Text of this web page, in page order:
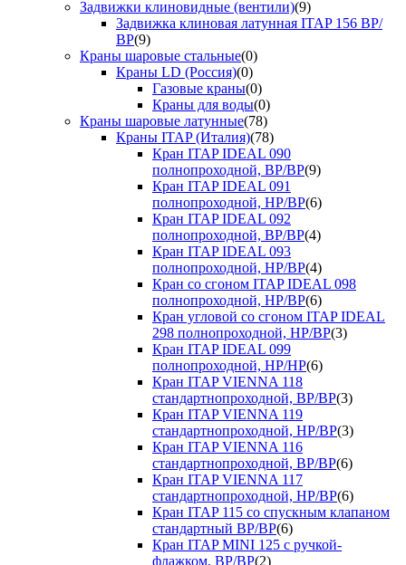
Задвижки клиновидные (вентили)(9)
Задвижка клиновая латунная ITAP 156 ВР/
ВР(9)
Краны шаровые стальные(0)
Краны LD (Россия)(0)
Газовые краны(0)
Краны для воды(0)
Краны шаровые латунные(78)
Краны ITAP (Италия)(78)
Кран ITAP IDEAL 090
полнопроходной, ВР/ВР(9)
Кран ITAP IDEAL 091
полнопроходной, НР/ВР(6)
Кран ITAP IDEAL 092
полнопроходной, ВР/ВР(4)
Кран ITAP IDEAL 093
полнопроходной, НР/ВР(4)
Кран со сгоном ITAP IDEAL 098
полнопроходной, НР/ВР(6)
Кран угловой со сгоном ITAP IDEAL
298 полнопроходной, НР/ВР(3)
Кран ITAP IDEAL 099
полнопроходной, НР/НР(6)
Кран ITAP VIENNA 118
стандартнопроходной, ВР/ВР(3)
Кран ITAP VIENNA 119
стандартнопроходной, НР/ВР(3)
Кран ITAP VIENNA 116
стандартнопроходной, ВР/ВР(6)
Кран ITAP VIENNA 117
стандартнопроходной, НР/ВР(6)
Кран ITAP 115 со спускным клапаном
стандартный ВР/ВР(6)
Кран ITAP MINI 125 с ручкой-
флажком, ВР/ВР(2)